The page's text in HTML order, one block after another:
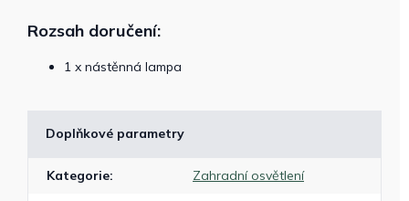
Rozsah doručení:
1 x nástěnná lampa
Doplňkové parametry
Kategorie: Zahradní osvětlení